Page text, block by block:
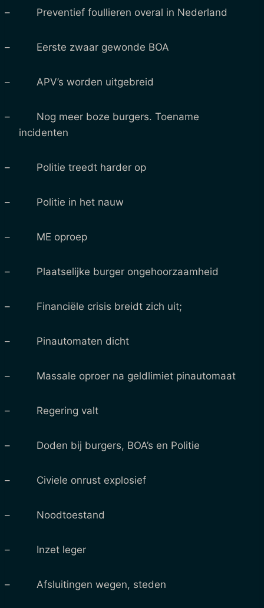
– Preventief foullieren overal in Nederland
– Eerste zwaar gewonde BOA
– APV’s worden uitgebreid
– Nog meer boze burgers. Toename
incidenten
– Politie treedt harder op
– Politie in het nauw
– ME oproep
– Plaatselijke burger ongehoorzaamheid
– Financiële crisis breidt zich uit;
– Pinautomaten dicht
– Massale oproer na geldlimiet pinautomaat
– Regering valt
– Doden bij burgers, BOA’s en Politie
– Civiele onrust explosief
– Noodtoestand
– Inzet leger
– Afsluitingen wegen, steden